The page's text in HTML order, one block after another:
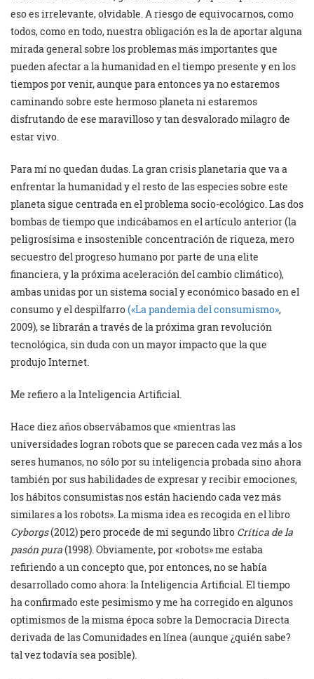
eso es irrelevante, olvidable. A riesgo de equivocarnos, como
todos, como en todo, nuestra obligación es la de aportar alguna
mirada general sobre los problemas más importantes que
pueden afectar a la humanidad en el tiempo presente y en los
tiempos por venir, aunque para entonces ya no estaremos
caminando sobre este hermoso planeta ni estaremos
disfrutando de ese maravilloso y tan desvalorado milagro de
estar vivo.
Para mí no quedan dudas. La gran crisis planetaria que va a
enfrentar la humanidad y el resto de las especies sobre este
planeta sigue centrada en el problema socio-ecológico. Las dos
bombas de tiempo que indicábamos en el artículo anterior (la
peligrosísima e insostenible concentración de riqueza, mero
secuestro del progreso humano por parte de una elite
financiera, y la próxima aceleración del cambio climático),
ambas unidas por un sistema social y económico basado en el
consumo y el despilfarro(«La pandemia del consumismo»,
2009), se librarán a través de la próxima gran revolución
tecnológica, sin duda con un mayor impacto que la que
produjo Internet.
Me refiero a la Inteligencia Artificial.
Hace diez años observábamos que «mientras las
universidades logran robots que se parecen cada vez más a los
seres humanos, no sólo por su inteligencia probada sino ahora
también por sus habilidades de expresar y recibir emociones,
los hábitos consumistas nos están haciendo cada vez más
similares a los robots». La misma idea es recogida en el libro
Cyborgs(2012) pero procede de mi segundo libro Crítica de la
pasón pura(1998). Obviamente, por «robots» me estaba
refiriendo a un concepto que, por entonces, no se había
desarrollado como ahora: la Inteligencia Artificial. El tiempo
ha confirmado este pesimismo y me ha corregido en algunos
optimismos de la misma época sobre la Democracia Directa
derivada de las Comunidades en línea (aunque ¿quién sabe?
tal vez todavía sea posible).